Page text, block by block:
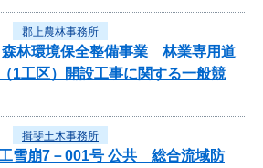
郡上農林事務所
森林環境保全整備事業 林業専用道
1工区）開設工事に関する一般競
揖斐土木事務所
工雪崩7－001号 公共 総合流域防